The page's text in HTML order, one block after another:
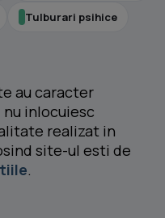
Tulburari psihice
au caracter
inlocuiesc
realizat in
site-ul esti de
.